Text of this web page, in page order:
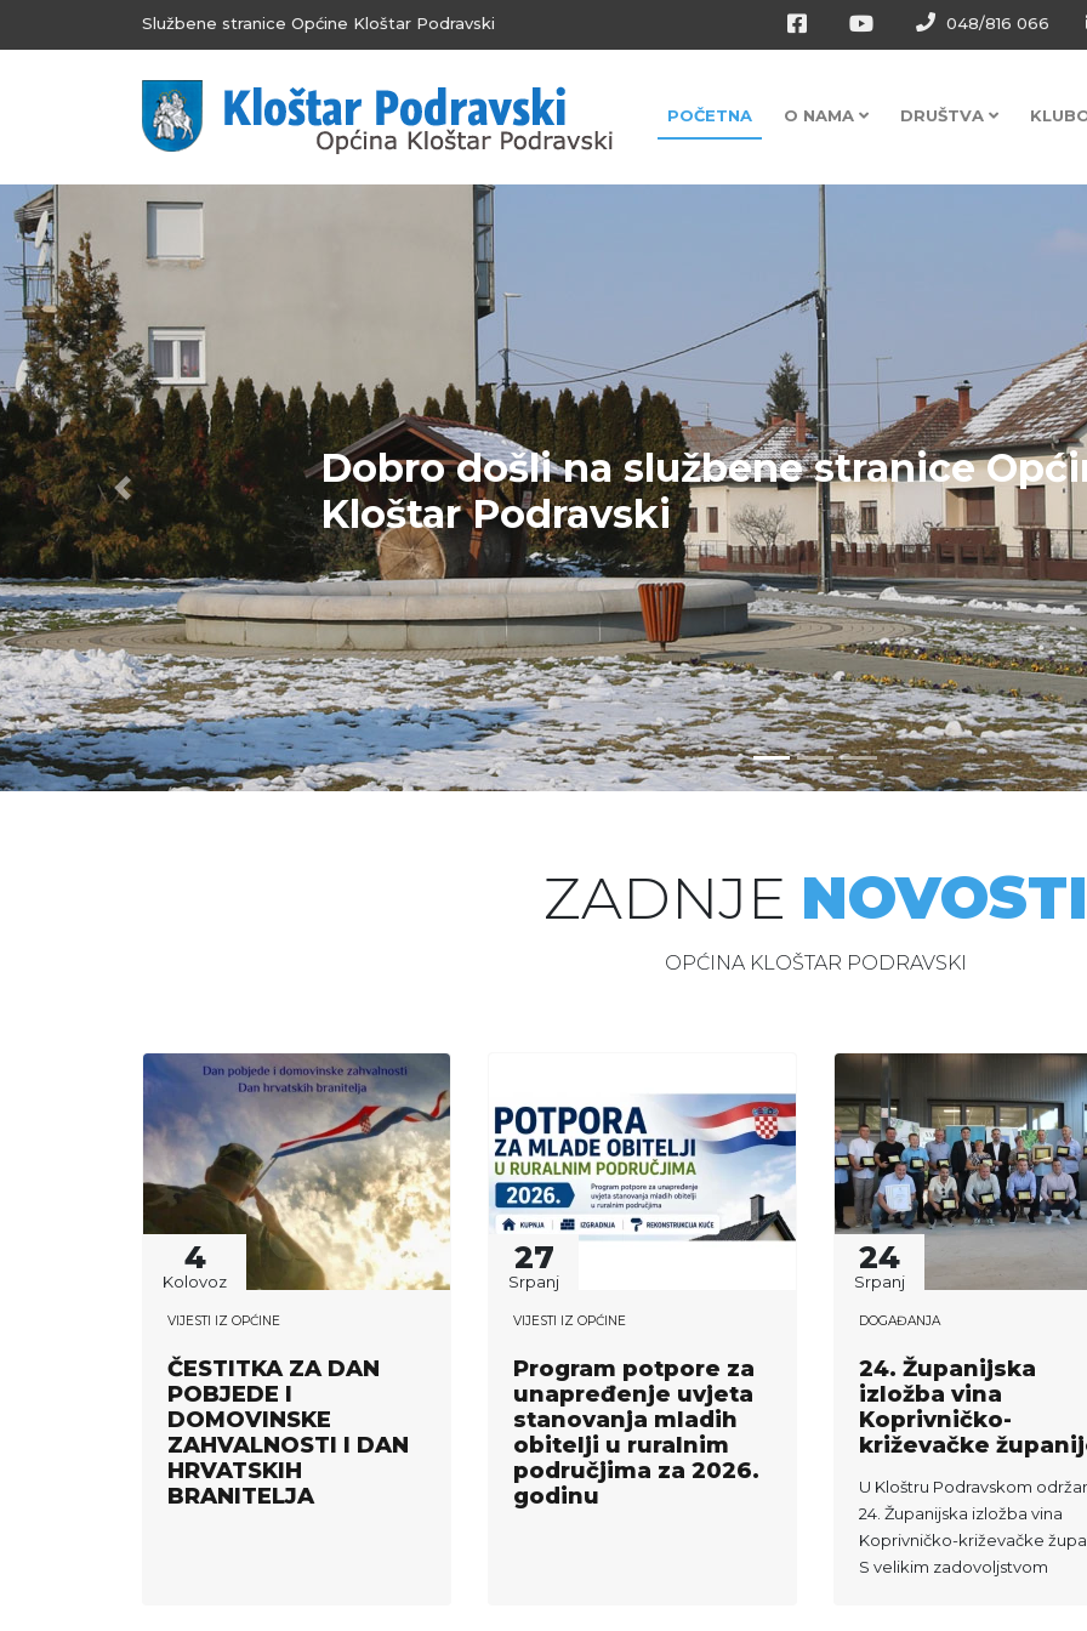
Službene stranice Općine Kloštar Podravski 048/816 066
POČETNA O NAMA DRUŠTVA
Dobro došli na službene stranice
Kloštar Podravski
Previous
ZADNJE NOVOSTI
OPĆINA KLOŠTAR PODRAVSKI
4
Kolovoz
VIJESTI IZ OPĆINE
ČESTITKA ZA DAN
POBJEDE I
DOMOVINSKE
ZAHVALNOSTI I DAN
HRVATSKIH
BRANITELJA
27
Srpanj
VIJESTI IZ OPĆINE
Program potpore za
unapređenje uvjeta
stanovanja mladih
obitelji u ruralnim
područjima za 2026.
godinu
24
Srpanj
DOGAĐANJA
24. Županijska
izložba vina
Koprivničko-
križevačke
U Kloštru Podravskom
24. Županijska izložba vina
Koprivničko-križevačke
S velikim zadovoljstvom